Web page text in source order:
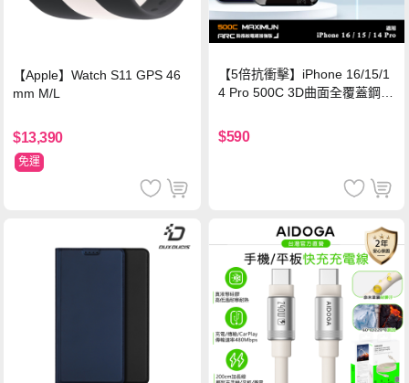
【Apple】Watch S11 GPS 46
mm M/L
$13,390
免運
【5倍抗衝擊】iPhone 16/15/1
4 Pro 500C 3D曲面全覆蓋鋼化
保護貼
$590